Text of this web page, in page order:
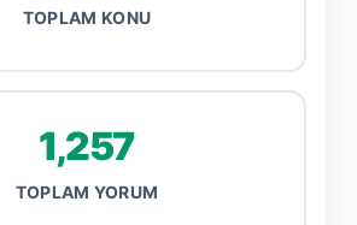
TOPLAM KONU
1,257
TOPLAM YORUM